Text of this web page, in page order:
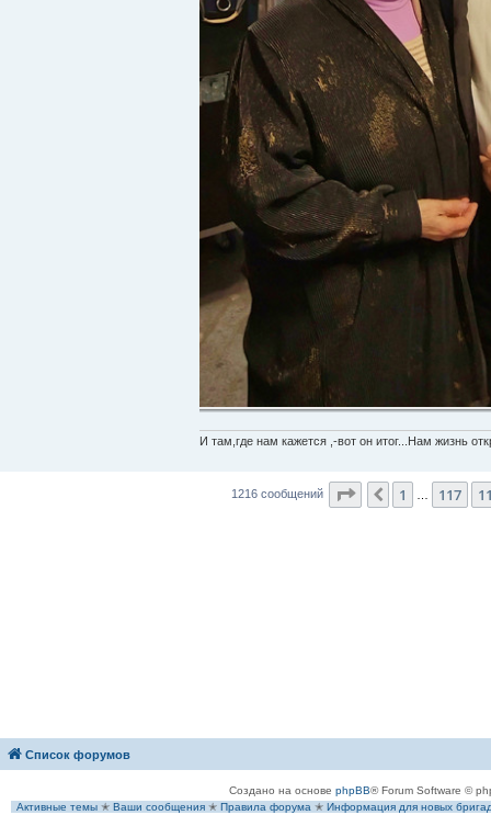
И там,где нам кажется ,-вот он итог...Нам жизнь
1216 сообщений Страница 119из
Пред.
1 … 117
Список форумов
Создано на основе phpBB® Forum Software ©
Активные темы ✭ Ваши сообщения ✭ Правила форума ✭ Информация для новых